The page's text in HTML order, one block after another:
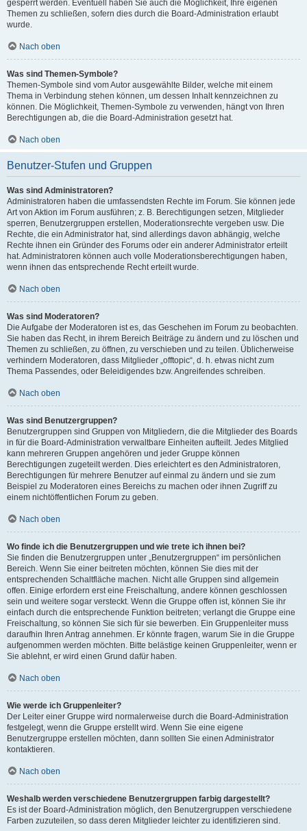
gesperrt werden. Eventuell haben Sie auch die Möglichkeit, Ihre eigenen
Themen zu schließen, sofern dies durch die Board-Administration erlaubt
wurde.
Nach oben
Was sind Themen-Symbole?
Themen-Symbole sind vom Autor ausgewählte Bilder, welche mit einem
Thema in Verbindung stehen können, um dessen Inhalt kennzeichnen zu
können. Die Möglichkeit, Themen-Symbole zu verwenden, hängt von Ihren
Berechtigungen ab, die die Board-Administration gesetzt hat.
Nach oben
Benutzer-Stufen und Gruppen
Was sind Administratoren?
Administratoren haben die umfassendsten Rechte im Forum. Sie können jede
Art von Aktion im Forum ausführen; z. B. Berechtigungen setzen, Mitglieder
sperren, Benutzergruppen erstellen, Moderationsrechte vergeben usw. Die
Rechte, die ein Administrator hat, sind allerdings davon abhängig, welche
Rechte ihnen ein Gründer des Forums oder ein anderer Administrator erteilt
hat. Administratoren können auch volle Moderationsberechtigungen haben,
wenn ihnen das entsprechende Recht erteilt wurde.
Nach oben
Was sind Moderatoren?
Die Aufgabe der Moderatoren ist es, das Geschehen im Forum zu beobachten.
Sie haben das Recht, in ihrem Bereich Beiträge zu ändern und zu löschen und
Themen zu schließen, zu öffnen, zu verschieben und zu teilen. Üblicherweise
verhindern Moderatoren, dass Mitglieder „offtopic“, d. h. etwas nicht zum
Thema Passendes, oder Beleidigendes bzw. Angreifendes schreiben.
Nach oben
Was sind Benutzergruppen?
Benutzergruppen sind Gruppen von Mitgliedern, die die Mitglieder des Boards
in für die Board-Administration verwaltbare Einheiten aufteilt. Jedes Mitglied
kann mehreren Gruppen angehören und jeder Gruppe können
Berechtigungen zugeteilt werden. Dies erleichtert es den Administratoren,
Berechtigungen für mehrere Benutzer auf einmal zu ändern und sie zum
Beispiel zu Moderatoren eines Bereichs zu machen oder ihnen Zugriff zu
einem nichtöffentlichen Forum zu geben.
Nach oben
Wo finde ich die Benutzergruppen und wie trete ich ihnen bei?
Sie finden die Benutzergruppen unter „Benutzergruppen“ im persönlichen
Bereich. Wenn Sie einer beitreten möchten, können Sie dies mit der
entsprechenden Schaltfläche machen. Nicht alle Gruppen sind allgemein
offen. Einige erfordern erst eine Freischaltung, andere können geschlossen
sein und weitere sogar versteckt. Wenn die Gruppe offen ist, können Sie ihr
einfach durch die entsprechende Funktion beitreten; verlangt die Gruppe eine
Freischaltung, so können Sie sich für sie bewerben. Ein Gruppenleiter muss
daraufhin Ihren Antrag annehmen. Er könnte fragen, warum Sie in die Gruppe
aufgenommen werden möchten. Bitte belästige keinen Gruppenleiter, wenn er
Sie ablehnt, er wird einen Grund dafür haben.
Nach oben
Wie werde ich Gruppenleiter?
Der Leiter einer Gruppe wird normalerweise durch die Board-Administration
festgelegt, wenn die Gruppe erstellt wird. Wenn Sie eine eigene
Benutzergruppe erstellen möchten, dann sollten Sie einen Administrator
kontaktieren.
Nach oben
Weshalb werden verschiedene Benutzergruppen farbig dargestellt?
Es ist der Board-Administration möglich, den Benutzergruppen verschiedene
Farben zuzuteilen, so dass deren Mitglieder leichter zu identifizieren sind.